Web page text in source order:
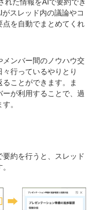
れた情報をAIで要約でき
スレッド内の議論やコ
点を自動でまとめてくれ
ンバー間のノウハウ交
行っているやりとり
ことができます。ま
が利用することで、過
。
約を行うと、スレッド